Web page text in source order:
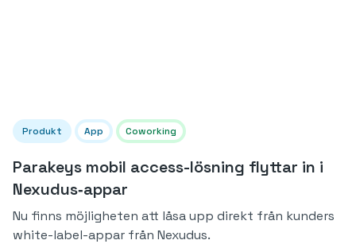
Produkt App Coworking
Parakeys mobil access-lösning flyttar in i
Nexudus‑appar
Nu finns möjligheten att låsa upp direkt från kunders
white-label-appar från Nexudus.